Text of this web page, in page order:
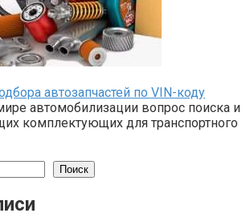
автозапчастей по VIN-коду
автомобилизации вопрос поиска и
комплектующих для транспортного
Поиск